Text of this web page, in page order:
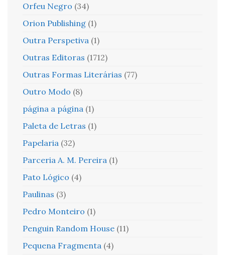
Orfeu Negro (34)
Orion Publishing (1)
Outra Perspetiva (1)
Outras Editoras (1712)
Outras Formas Literárias (77)
Outro Modo (8)
página a página (1)
Paleta de Letras (1)
Papelaria (32)
Parceria A. M. Pereira (1)
Pato Lógico (4)
Paulinas (3)
Pedro Monteiro (1)
Penguin Random House (11)
Pequena Fragmenta (4)